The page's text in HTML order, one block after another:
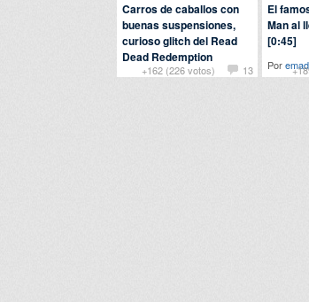
+162 (226 votos) 13
Carros de caballos con
buenas suspensiones,
curioso glitch del Read
Dead Redemption
Portotoro99enFrikis
El
Man al
[0:45]
Por